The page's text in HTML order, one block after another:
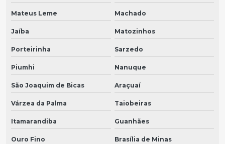
Mateus Leme Machado
Jaíba Matozinhos
Porteirinha Sarzedo
Piumhi Nanuque
São Joaquim de Bicas Araçuaí
Várzea da Palma Taiobeiras
Itamarandiba Guanhães
Ouro Fino Brasília de Minas